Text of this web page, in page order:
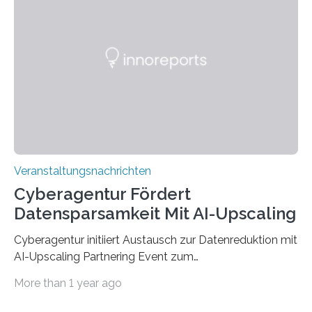
„QUAZAR“ mit insgesamt 1,15 Millionen Euro über vier
Veranstaltungsnachrichten
Cyberagentur Fördert
Datensparsamkeit Mit AI-Upscaling
Cyberagentur initiiert Austausch zur Datenreduktion mit
AI-Upscaling Partnering Event zum
innovative DatenverarbeitungDie Agentur für
More than 1 year ago